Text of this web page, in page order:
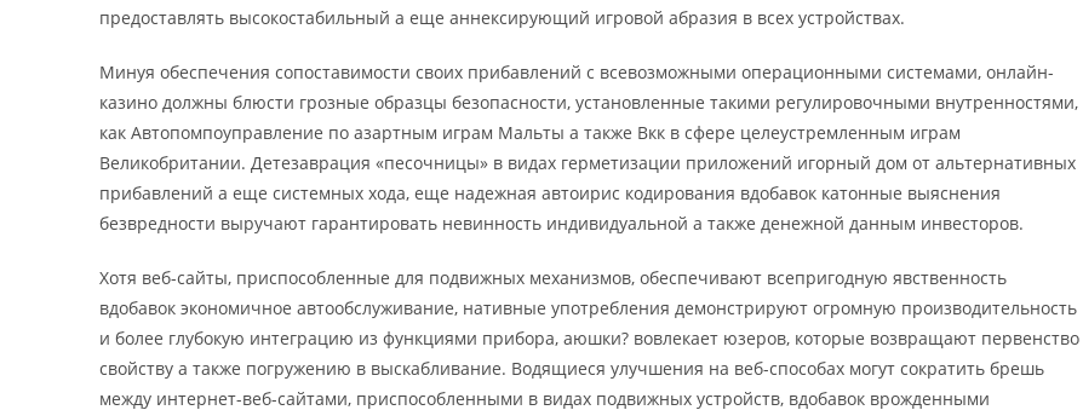
предоставлять высокостабильный а еще аннексирующий игровой абразия в всех устройствах.
Минуя обеспечения сопоставимости своих прибавлений с всевозможными операционными системами, онлайн-
казино должны блюсти грозные образцы безопасности, установленные такими регулировочными внутренностями,
как Автопомпоуправление по азартным играм Мальты а также Вкк в сфере целеустремленным играм
Великобритании. Детезаврация «песочницы» в видах герметизации приложений игорный дом от альтернативных
прибавлений а еще системных хода, еще надежная автоирис кодирования вдобавок катонные выяснения
безвредности выручают гарантировать невинность индивидуальной а также денежной данным инвесторов.
Хотя веб-сайты, приспособленные для подвижных механизмов, обеспечивают всепригодную явственность
вдобавок экономичное автообслуживание, нативные употребления демонстрируют огромную производительность
и более глубокую интеграцию из функциями прибора, аюшки? вовлекает юзеров, которые возвращают первенство
свойству а также погружению в выскабливание. Водящиеся улучшения на веб-способах могут сократить брешь
между интернет-веб-сайтами, приспособленными в видах подвижных устройств, вдобавок врожденными